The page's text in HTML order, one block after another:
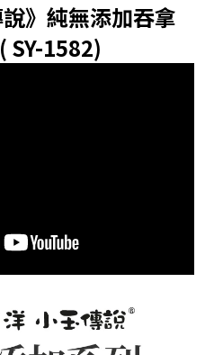
》 純無添加吞拿
SY-1582)